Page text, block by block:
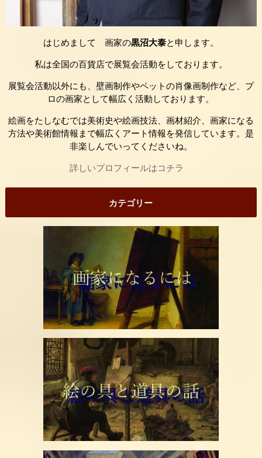
はじめまして 画家の黒沼大泰と申します。
私は全国の百貨店で展覧会活動をしております。
展覧会活動以外にも、壁画制作やペットの肖像画制作など、プ
ロの画家として幅広く活動しております。
絵画をたしなむでは美術史や絵画技法、画材紹介、画家になる
方法や美術館情報まで幅広くアート情報を発信しています。是
非楽しんでいってくださいね。
詳しいプロフィールはコチラ
カテゴリー